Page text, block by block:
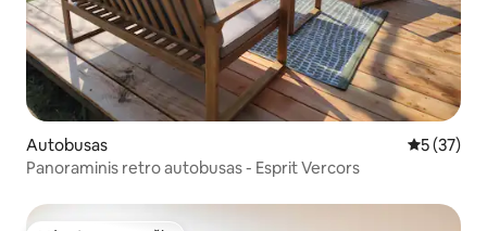
Autobusas Vidutinis
5 (37)
Panoraminis retro autobusas - Esprit Vercors